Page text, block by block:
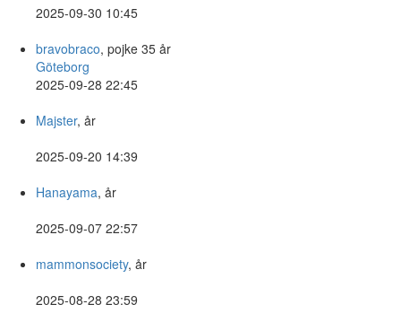
2025-09-30 10:45
bravobraco, pojke 35 år
Göteborg
2025-09-28 22:45
Majster, år
2025-09-20 14:39
Hanayama, år
2025-09-07 22:57
mammonsociety, år
2025-08-28 23:59